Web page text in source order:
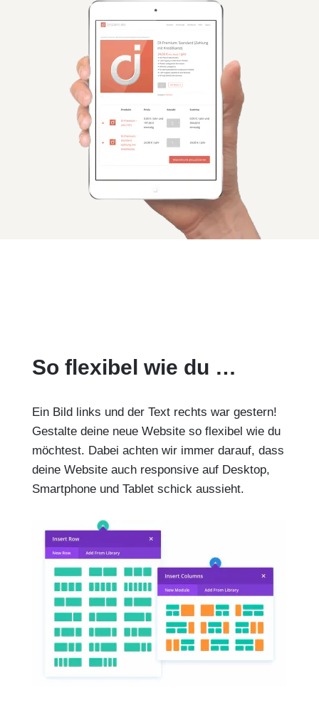
So flexibel wie du …
Ein Bild links und der Text rechts war gestern!
Gestalte deine neue Website so flexibel wie du
möchtest. Dabei achten wir immer darauf, dass
deine Website auch responsive auf Desktop,
Smartphone und Tablet schick aussieht.